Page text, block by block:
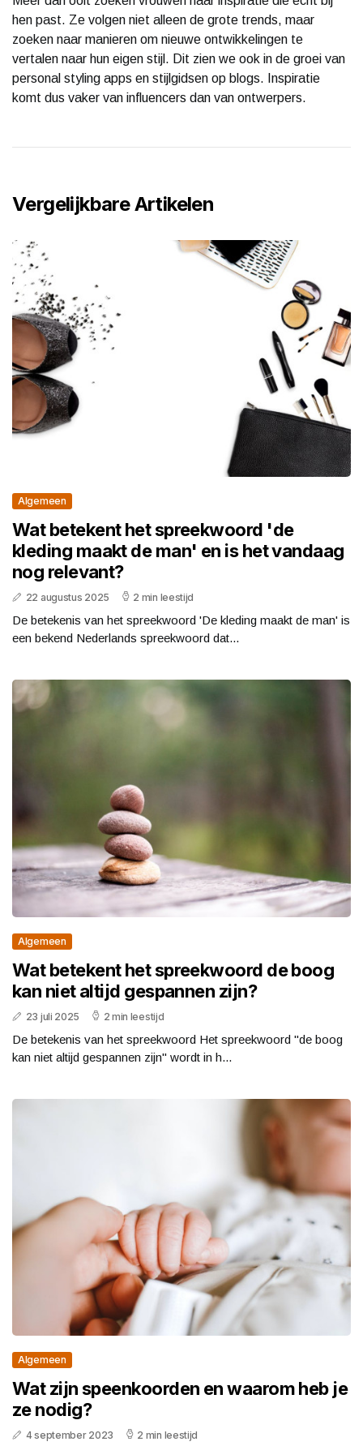
hen past. Ze volgen niet alleen de grote trends, maar
zoeken naar manieren om nieuwe ontwikkelingen te
vertalen naar hun eigen stijl. Dit zien we ook in de groei van
personal styling apps en stijlgidsen op blogs. Inspiratie
komt dus vaker van influencers dan van ontwerpers.
Vergelijkbare Artikelen
Algemeen
Wat betekent het spreekwoord 'de
kleding maakt de man' en is het vandaag
nog relevant?
22 augustus 2025 2 min leestijd
De betekenis van het spreekwoord 'De kleding maakt de man' is
een bekend Nederlands spreekwoord dat...
Algemeen
Wat betekent het spreekwoord de boog
kan niet altijd gespannen zijn?
23 juli 2025 2 min leestijd
De betekenis van het spreekwoord Het spreekwoord "de boog
kan niet altijd gespannen zijn" wordt in h...
Algemeen
Wat zijn speenkoorden en waarom heb je
ze nodig?
4 september 2023 2 min leestijd